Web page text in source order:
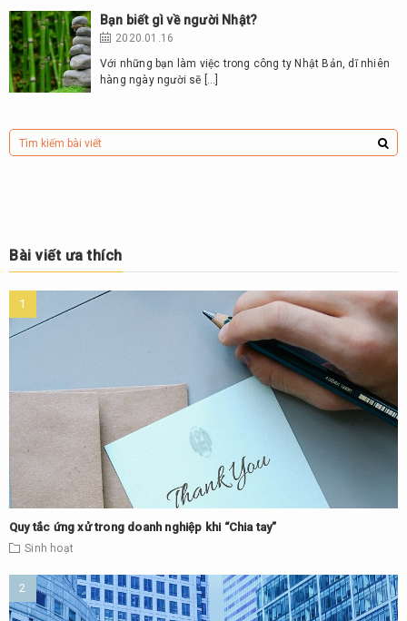
Bạn biết gì về người Nhật?
2020.01.16
Với những bạn làm việc trong công ty Nhật Bản, dĩ nhiên
hàng ngày người sẽ […]
Bài viết ưa thích
Quy tắc ứng xử trong doanh nghiệp khi “Chia tay”
Sinh hoạt